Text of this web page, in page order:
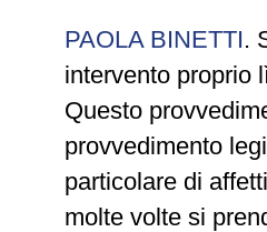
PAOLA BINETTI.
intervento proprio
Questo
provvedimento
particolare di
molte volte si